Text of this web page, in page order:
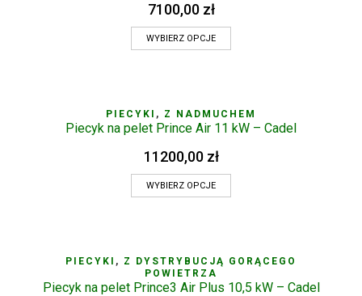
7100,00 zł
WYBIERZ OPCJE
PIECYKI , Z NADMUCHEM
Piecyk na pelet Prince Air 11 kW – Cadel
11200,00 zł
WYBIERZ OPCJE
PIECYKI , Z DYSTRYBUCJĄ GORĄCEGO
POWIETRZA
Piecyk na pelet Prince3 Air Plus 10,5 kW – Cadel